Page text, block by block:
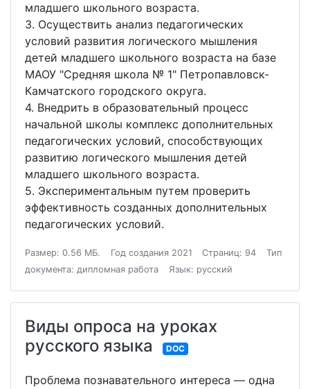
младшего школьного возраста.
3. Осуществить анализ педагогических
условий развития логического мышления
детей младшего школьного возраста на базе
МАОУ "Средняя школа № 1" Петропавловск-
Камчатского городского округа.
4. Внедрить в образовательный процесс
начальной школы комплекс дополнительных
педагогических условий, способствующих
развитию логического мышления детей
младшего школьного возраста.
5. Экспериментальным путем проверить
эффективность созданных дополнительных
педагогических условий.
Размер: 0.56 МБ. Год создания 2021 Страниц: 94
Тип
документа: дипломная работа
Язык: русский
Виды опроса на уроках
русского языка
DOC
Проблема познавательного интереса — одна